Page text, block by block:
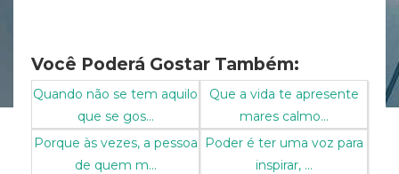
Você Poderá Gostar Também:
Quando não se tem aquilo
que se gos...
Que a vida te apresente
mares calmo...
Porque às vezes, a pessoa
de quem m...
Poder é ter uma voz para
inspirar, ...